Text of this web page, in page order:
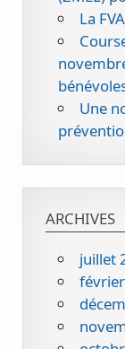
La
Une
ARCHIVES
juillet